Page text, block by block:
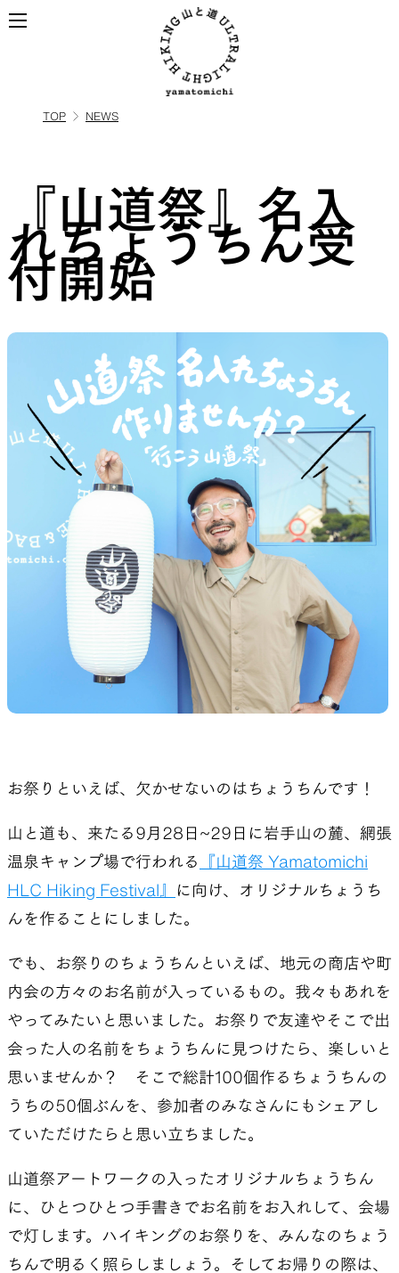
BACKPACKS
ULハイキングのためのバック
TOPS
山道具として考えられたクロー
ジング
BOTTOMS
機能的な5ポケットを持つパン
ツ＆ショーツ
JACKETS
風や雨、寒さを防ぐシェル
HATS
ハイキングのためのヘッドウ
ア
型行動着
ACTIVE INSULATION
パーツ
ACCESSORIES SPECIAL OFFERS
売
TOP NEWS
『山道祭』名入
れちょうちん受
付開始
お祭りといえば、欠かせないのはちょうちんです！
山と道も、来たる9月28日~29日に岩手山の麓、網張
温泉キャンプ場で行われる
『山道祭 Yamatomichi
HLC Hiking Festival』
に向け、オリジナルちょうち
んを作ることにしました。
でも、お祭りのちょうちんといえば、地元の商店や町
内会の方々のお名前が入っているもの。我々もあれを
やってみたいと思いました。お祭りで友達やそこで出
会った人の名前をちょうちんに見つけたら、楽しいと
思いませんか？ そこで総計100個作るちょうちんの
うちの50個ぶんを、参加者のみなさんにもシェアし
ていただけたらと思い立ちました。
山道祭アートワークの入ったオリジナルちょうちん
に、ひとつひとつ手書きでお名前をお入れして、会場
で灯します。ハイキングのお祭りを、みんなのちょう
ちんで明るく照らしましょう。そしてお帰りの際は、